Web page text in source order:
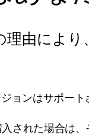
理由によ
ョンはサポート
された場合は